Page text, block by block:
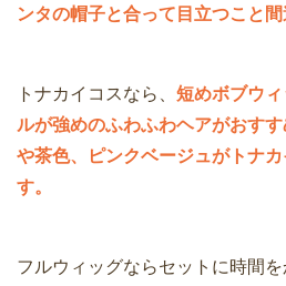
ンタの帽子と合って目立つこと間
トナカイコスなら、 短めボブウ
ルが強めのふわふわヘアがおす
や茶色、ピンクベージュがトナ
す。
フルウィッグならセットに時間